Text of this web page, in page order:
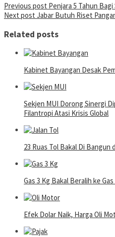
Post
navigation
Previous post Penjara 5 Tahun
Next post Jabar Butuh Riset
Related posts
Kabinet Bayangan Desak
Sekjen MUI Dorong Sinergi
Filantropi Atasi Krisis Global
23 Ruas Tol Bakal Di Bangun
Gas 3 Kg Bakal Beralih ke
Efek Dolar Naik, Harga Oli